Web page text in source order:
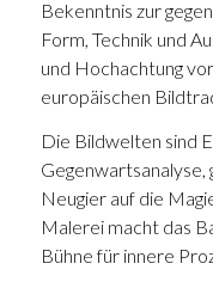
Bekenntnis zur
Form, Technik und
und Hochachtung
europäischen
Die Bildwelten sind
Gegenwartsanalyse,
Neugier auf die
Malerei macht das
Bühne für innere